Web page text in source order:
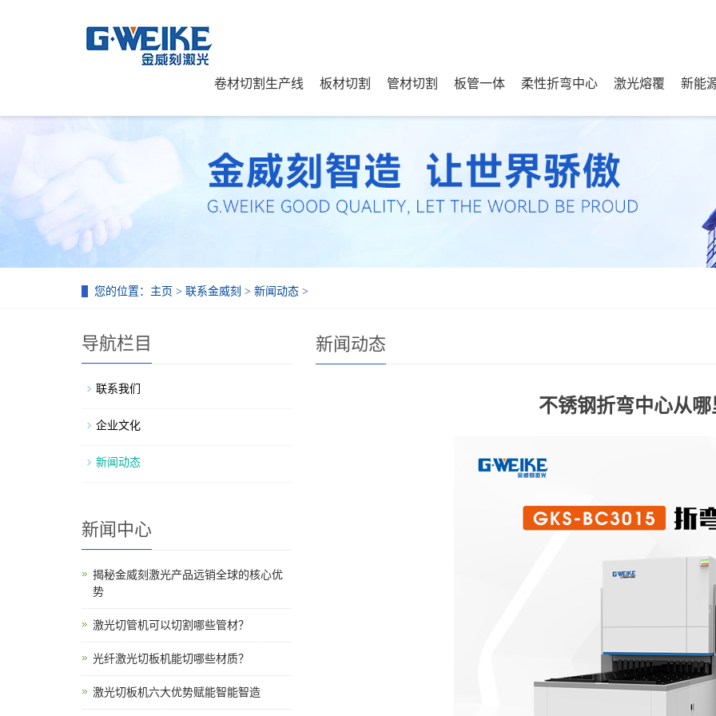
卷材切割生产线 板材切割 管材切割 板管一体 柔性折弯中心 激光熔覆 新能
您的位置： 主页 > 联系金威刻 > 新闻动态 >
新闻动态
不锈钢折弯中心从
导航栏目
联系我们
企业文化
新闻动态
新闻中心
揭秘金威刻激光产品远销全球的核心优
势
激光切管机可以切割哪些管材？
光纤激光切板机能切哪些材质？
激光切板机六大优势赋能智能智造